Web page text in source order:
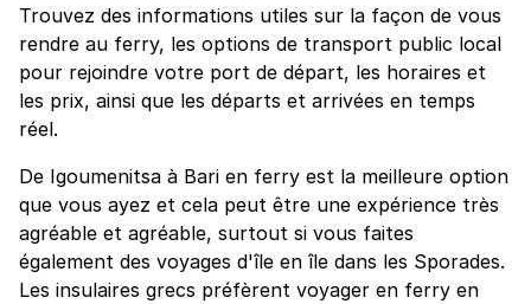
Trouvez des informations utiles sur la façon de vous
rendre au ferry, les options de transport public local
pour rejoindre votre port de départ, les horaires et
les prix, ainsi que les départs et arrivées en temps
réel.
De Igoumenitsa à Bari en ferry est la meilleure option
que vous ayez et cela peut être une expérience très
agréable et agréable, surtout si vous faites
également des voyages d'île en île dans les Sporades.
Les insulaires grecs préfèrent voyager en ferry en